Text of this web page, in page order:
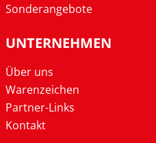
Sonderangebote
UNTERNEHMEN
Über uns
Warenzeichen
Partner-Links
Kontakt